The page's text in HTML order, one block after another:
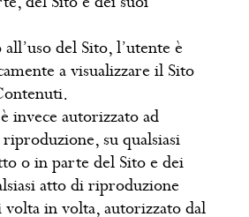
del Sito, l’utente è
a visualizzare il Sito
invece autorizzato ad
su qualsiasi
o in parte del Sito e dei
atto di riproduzione
volta in volta, autorizzato dal